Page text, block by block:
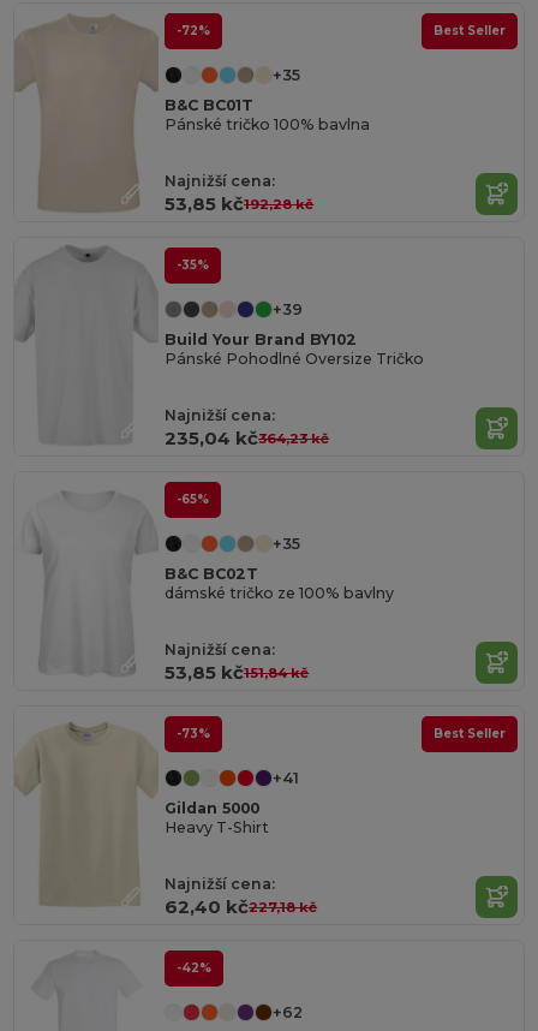
-72% Best Seller
+35
B&C BC01T
Pánské tričko 100% bavlna
Najnižší cena:
53,85 kč192,28 kč
-35%
+39
Build Your Brand BY102
Pánské Pohodlné Oversize Tričko
Najnižší cena:
235,04 kč364,23 kč
-65%
+35
B&C BC02T
dámské tričko ze 100% bavlny
Najnižší cena:
53,85 kč151,84 kč
-73% Best Seller
+41
Gildan 5000
Heavy T-Shirt
Najnižší cena:
62,40 kč227,18 kč
-42%
+62